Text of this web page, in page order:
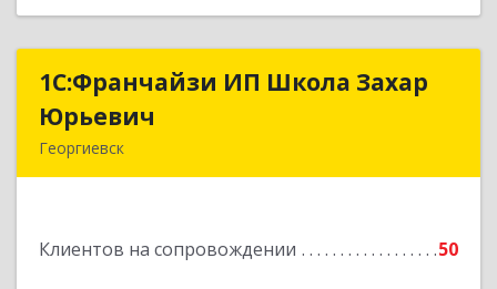
1С:Франчайзи ИП Школа Захар
Юрьевич
Георгиевск
Клиентов на сопровождении 50
1С:Франчайзи ИП Школа Захар